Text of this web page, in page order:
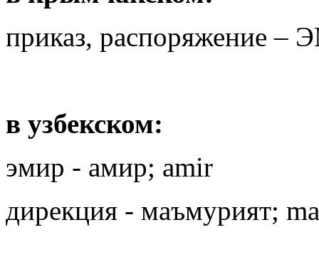
приказ, распоряжение –
в узбекском:
эмир - амир; amir
дирекция - маъмурият;